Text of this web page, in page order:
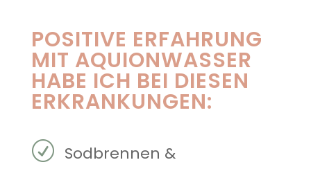
POSITIVE ERFAHRUNG
MIT AQUIONWASSER
HABE ICH BEI DIESEN
ERKRANKUNGEN:
R Sodbrennen &